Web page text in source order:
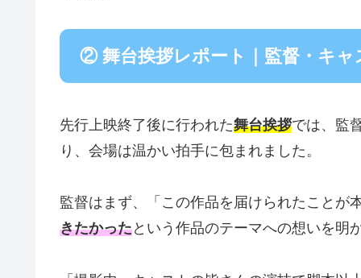
② 舞台挨拶レポート｜監督・キャ
先行上映終了後に行われた舞台挨拶では、監
り、会場は温かい拍手に包まれました。
監督はまず、「この作品を届けられたことが
きたかったという作品のテーマへの想いを明